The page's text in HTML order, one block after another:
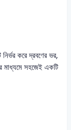
করে দ্রবণের ভর,
মাধ্যমে সহজেই একটি